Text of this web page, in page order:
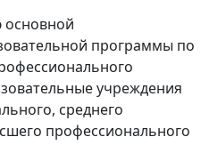
основной
программы по
учреждения
среднего
профессионального